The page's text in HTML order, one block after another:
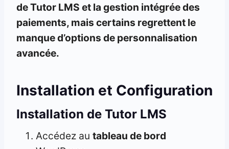
de Tutor LMS et la gestion intégrée des
paiements, mais certains regrettent le
manque d’options de personnalisation
avancée.
Installation et Configuration
Installation de Tutor LMS
Accédez autableau de bord